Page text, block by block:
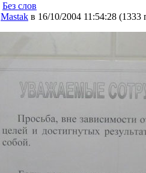
Без слов
Мastak в 16/10/2004 11:54:28 (1333